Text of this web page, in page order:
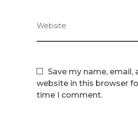
Website
Save my name, email,
website in this browser
time I comment.